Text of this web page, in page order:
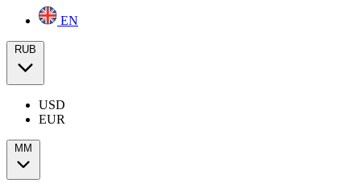
EN
RUB
USD
EUR
ММ